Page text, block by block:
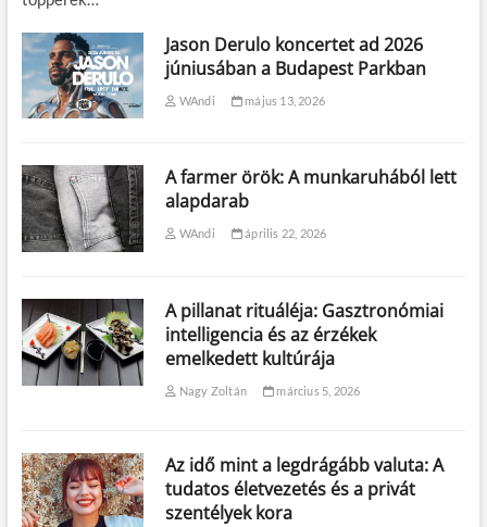
Jason Derulo koncertet ad 2026
júniusában a Budapest Parkban
WAndi május 13, 2026
A farmer örök: A munkaruhából lett
alapdarab
WAndi április 22, 2026
A pillanat rituáléja: Gasztronómiai
intelligencia és az érzékek
emelkedett kultúrája
Nagy Zoltán március 5, 2026
Az idő mint a legdrágább valuta: A
tudatos életvezetés és a privát
szentélyek kora